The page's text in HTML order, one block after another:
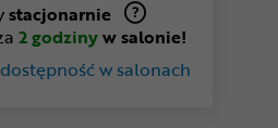
stacjonarnie
2 godzinyw salonie!
w salonach